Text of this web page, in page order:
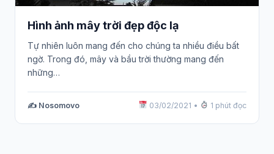
Hình ảnh mây trời đẹp độc lạ
Tự nhiên luôn mang đến cho chúng ta nhiều điều bất
ngờ. Trong đó, mây và bầu trời thường mang đến
những…
✍️ Nosomovo 03/02/2021 • 1 phút đọc